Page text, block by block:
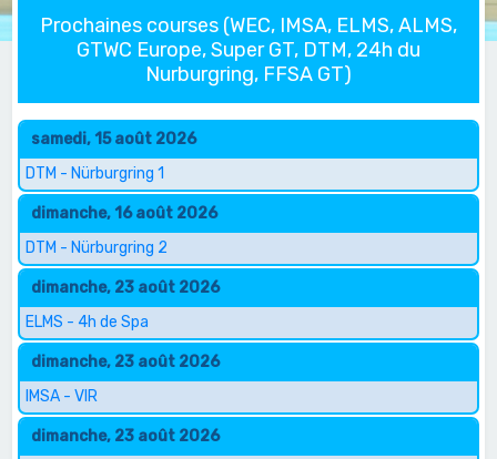
Prochaines courses (WEC, IMSA, ELMS, ALMS,
GTWC Europe, Super GT, DTM, 24h du
Nurburgring, FFSA GT)
samedi, 15 août 2026
DTM - Nürburgring 1
dimanche, 16 août 2026
DTM - Nürburgring 2
dimanche, 23 août 2026
ELMS - 4h de Spa
dimanche, 23 août 2026
IMSA - VIR
dimanche, 23 août 2026